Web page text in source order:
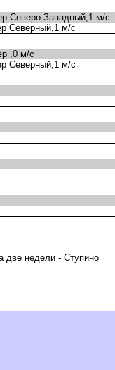
Северо-Западный,1 м/с
Северный,1 м/с
,0 м/с
Северный,1 м/с
две недели - Ступино